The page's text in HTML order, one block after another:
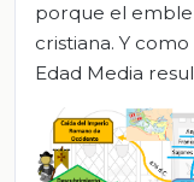
porque el
cristiana. Y
Edad Media